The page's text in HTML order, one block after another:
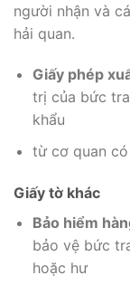
người nhận và
hải quan.
Giấy phép
trị của bức
khẩu
từ cơ quan
Giấy tờ khác
Bảo hiểm
bảo vệ bức
hoặc hư